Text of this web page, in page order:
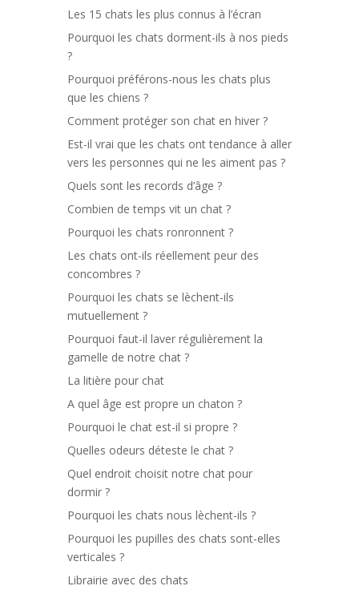
Les 15 chats les plus connus à l’écran
Pourquoi les chats dorment-ils à nos pieds
?
Pourquoi préférons-nous les chats plus
que les chiens ?
Comment protéger son chat en hiver ?
Est-il vrai que les chats ont tendance à aller
vers les personnes qui ne les aiment pas ?
Quels sont les records d’âge ?
Combien de temps vit un chat ?
Pourquoi les chats ronronnent ?
Les chats ont-ils réellement peur des
concombres ?
Pourquoi les chats se lèchent-ils
mutuellement ?
Pourquoi faut-il laver régulièrement la
gamelle de notre chat ?
La litière pour chat
A quel âge est propre un chaton ?
Pourquoi le chat est-il si propre ?
Quelles odeurs déteste le chat ?
Quel endroit choisit notre chat pour
dormir ?
Pourquoi les chats nous lèchent-ils ?
Pourquoi les pupilles des chats sont-elles
verticales ?
Librairie avec des chats